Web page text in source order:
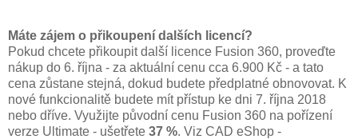
Máte zájem o přikoupení dalších licencí?
Pokud chcete přikoupit další licence Fusion 360, proveďte
nákup do 6. října - za aktuální cenu cca 6.900 Kč - a tato
cena zůstane stejná, dokud budete předplatné obnovovat. K
nové funkcionalitě budete mít přístup ke dni 7. října 2018
nebo dříve. Využijte původní cenu Fusion 360 na pořízení
verze Ultimate - ušetřete 37 %. Viz CAD eShop -